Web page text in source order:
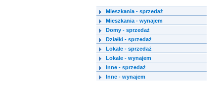
Mieszkania - sprzedaż
Mieszkania - wynajem
Domy - sprzedaż
Działki - sprzedaż
Lokale - sprzedaż
Lokale - wynajem
Inne - sprzedaż
Inne - wynajem